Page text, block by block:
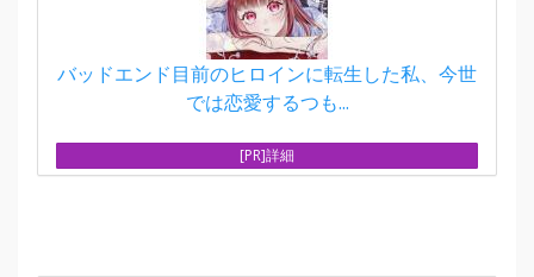
バッドエンド目前のヒロインに転生した私、今世
では恋愛するつも...
[PR]詳細